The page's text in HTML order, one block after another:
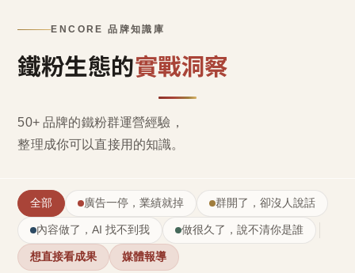
ENCORE 品牌知識庫
鐵粉生態的實戰洞察
50+ 品牌的鐵粉群運營經驗，
整理成你可以直接用的知識。
全部 廣告一停，業績就掉 群開了，卻沒人說話
內容做了，AI 找不到我 做很久了，說不清你是誰
想直接看成果 媒體報導